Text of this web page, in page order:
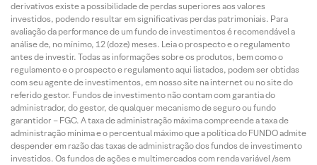
derivativos existe a possibilidade de perdas superiores aos valores
investidos, podendo resultar em significativas perdas patrimoniais. Para
avaliação da performance de um fundo de investimentos é recomendável a
análise de, no mínimo, 12 (doze) meses. Leia o prospecto e o regulamento
antes de investir. Todas as informações sobre os produtos, bem como o
regulamento e o prospecto e regulamento aqui listados, podem ser obtidas
com seu agente de investimentos, em nosso site na internet ou no site do
referido gestor. Fundos de investimento não contam com garantia do
administrador, do gestor, de qualquer mecanismo de seguro ou fundo
garantidor – FGC. A taxa de administração máxima compreende a taxa de
administração mínima e o percentual máximo que a política do FUNDO admite
despender em razão das taxas de administração dos fundos de investimento
investidos. Os fundos de ações e multimercados com renda variável /sem